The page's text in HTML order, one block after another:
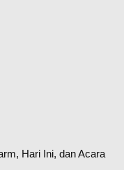
Hari Ini, dan Acara